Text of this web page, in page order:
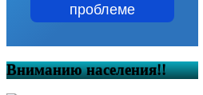
проблеме
Вниманию населения!!